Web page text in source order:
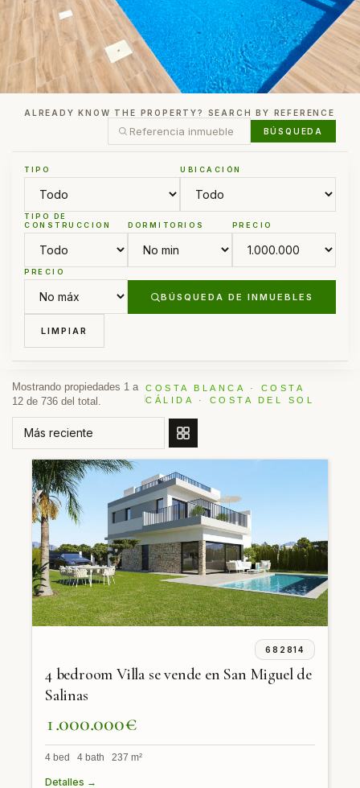
ALREADY KNOW THE PROPERTY? SEARCH BY REFERENCE
BÚSQUEDA
TIPO UBICACIÓN
TIPO DE
CONSTRUCCION
DORMITORIOS PRECIO
PRECIO
BÚSQUEDA DE INMUEBLES
LIMPIAR
Mostrando propiedades 1 a
12 de 736 del total.
COSTA BLANCA · COSTA
CÁLIDA · COSTA DEL SOL
ORDENAR POR
682814
4 bedroom Villa se vende en San Miguel de
Salinas
1.000.000€
4 bed 4 bath 237 m²
Detalles →